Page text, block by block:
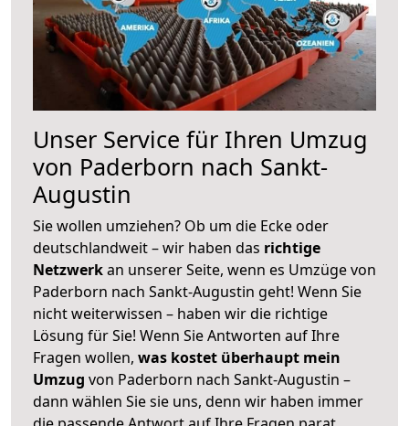
Unser Service für Ihren Umzug
von Paderborn nach Sankt-
Augustin
Sie wollen umziehen? Ob um die Ecke oder
deutschlandweit – wir haben das richtige
Netzwerkan unserer Seite, wenn es Umzüge von
Paderborn nach Sankt-Augustin geht! Wenn Sie
nicht weiterwissen – haben wir die richtige
Lösung für Sie! Wenn Sie Antworten auf Ihre
Fragen wollen, was kostet überhaupt mein
Umzug von Paderborn nach Sankt-Augustin –
dann wählen Sie sie uns, denn wir haben immer